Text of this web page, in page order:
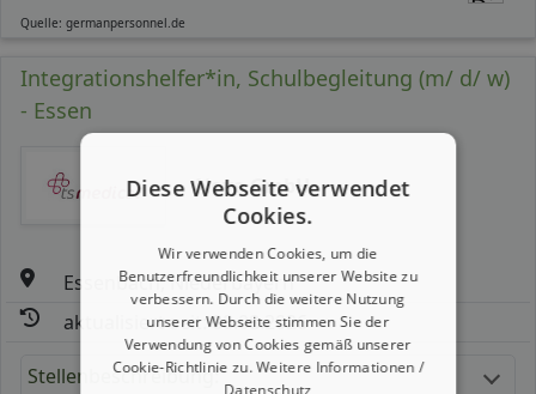
Quelle: germanpersonnel.de
Integrationshelfer*in, Schulbegleitung (m/ d/ w)
- Essen
Nova GmbH
Essenbach, Niederbayern
aktualisiert seit: 08.08.2026
Stellenbeschreibung:
Diese Webseite verwendet
Cookies.
Wir verwenden Cookies, um die
Benutzerfreundlichkeit unserer Website zu
verbessern. Durch die weitere Nutzung
unserer Webseite stimmen Sie der
Verwendung von Cookies gemäß unserer
Cookie-Richtlinie zu.Weitere Informationen /
Datenschutz